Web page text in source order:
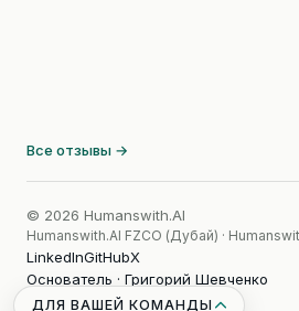
ДЛЯ ВАШЕЙ КОМАНДЫ
Все отзывы →
© 2026 Humanswith.AI
Humanswith.AI FZCO (Дубай) ·
LinkedInGitHubX
Основатель · Григорий Шевченко